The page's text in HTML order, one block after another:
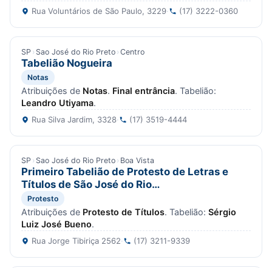
Rua Voluntários de São Paulo, 3229· (17) 3222-0360
SP › Sao José do Rio Preto › Centro
Tabelião Nogueira
Notas
Atribuições de Notas. Final entrância. Tabelião:
Leandro Utiyama.
Rua Silva Jardim, 3328· (17) 3519-4444
SP › Sao José do Rio Preto › Boa Vista
Primeiro Tabelião de Protesto de Letras e
Títulos de São José do Rio…
Protesto
Atribuições de Protesto de Títulos. Tabelião: Sérgio
Luiz José Bueno.
Rua Jorge Tibiriça 2562· (17) 3211-9339